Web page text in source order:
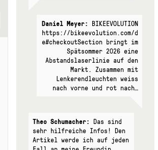
Daniel Meyer: BIKEEVOLUTION
https://bikeevolution.com/d
e#checkoutSection bringt im
Spätsommer 2026 eine
Abstandslaserlinie auf den
Markt. Zusammen mit
Lenkerendleuchten weiss
nach vorne und rot nach…
Theo Schumacher: Das sind
sehr hilfreiche Infos! Den
Artikel werde ich auf jeden